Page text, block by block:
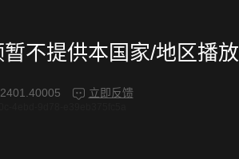
忙忙碌碌寻宝藏2
不提供本国家/地区播放
立即反馈